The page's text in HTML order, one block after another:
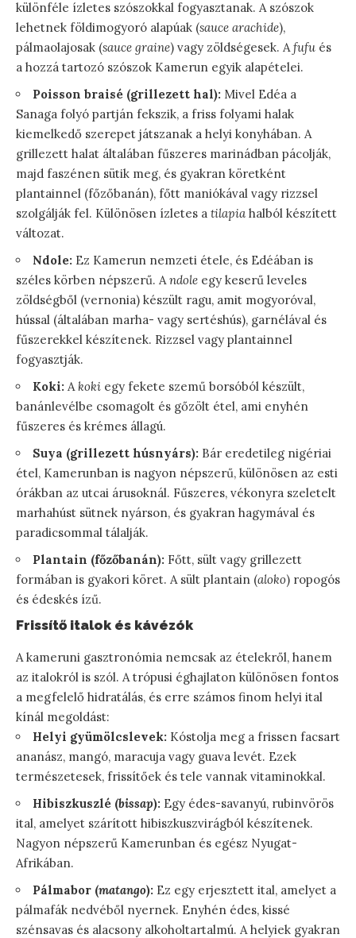
különféle ízletes szószokkal fogyasztanak. A szószok
lehetnek földimogyoró alapúak (sauce arachide),
pálmaolajosak (sauce graine) vagy zöldségesek. A fufu és
a hozzá tartozó szószok Kamerun egyik alapételei.
Poisson braisé (grillezett hal): Mivel Edéa a
Sanaga folyó partján fekszik, a friss folyami halak
kiemelkedő szerepet játszanak a helyi konyhában. A
grillezett halat általában fűszeres marinádban pácolják,
majd faszénen sütik meg, és gyakran köretként
plantainnel (főzőbanán), főtt maniókával vagy rizzsel
szolgálják fel. Különösen ízletes a tilapia halból készített
változat.
Ndole: Ez Kamerun nemzeti étele, és Edéában is
széles körben népszerű. A ndole egy keserű leveles
zöldségből (vernonia) készült ragu, amit mogyoróval,
hússal (általában marha- vagy sertéshús), garnélával és
fűszerekkel készítenek. Rizzsel vagy plantainnel
fogyasztják.
Koki: A koki egy fekete szemű borsóból készült,
banánlevélbe csomagolt és gőzölt étel, ami enyhén
fűszeres és krémes állagú.
Suya (grillezett húsnyárs): Bár eredetileg nigériai
étel, Kamerunban is nagyon népszerű, különösen az esti
órákban az utcai árusoknál. Fűszeres, vékonyra szeletelt
marhahúst sütnek nyárson, és gyakran hagymával és
paradicsommal tálalják.
Plantain (főzőbanán): Főtt, sült vagy grillezett
formában is gyakori köret. A sült plantain (aloko) ropogós
és édeskés ízű.
Frissítő italok és kávézók
A kameruni gasztronómia nemcsak az ételekről, hanem
az italokról is szól. A trópusi éghajlaton különösen fontos
a megfelelő hidratálás, és erre számos finom helyi ital
kínál megoldást:
Helyi gyümölcslevek: Kóstolja meg a frissen facsart
ananász, mangó, maracuja vagy guava levét. Ezek
természetesek, frissítőek és tele vannak vitaminokkal.
Hibiszkuszlé (bissap): Egy édes-savanyú, rubinvörös
ital, amelyet szárított hibiszkuszvirágból készítenek.
Nagyon népszerű Kamerunban és egész Nyugat-
Afrikában.
Pálmabor (matango): Ez egy erjesztett ital, amelyet a
pálmafák nedvéből nyernek. Enyhén édes, kissé
szénsavas és alacsony alkoholtartalmú. A helyiek gyakran